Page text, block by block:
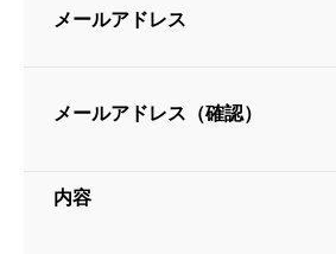
メールアドレス
メールアドレス（確認）
内容